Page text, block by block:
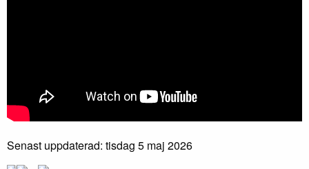
Senast uppdaterad: tisdag 5 maj 2026